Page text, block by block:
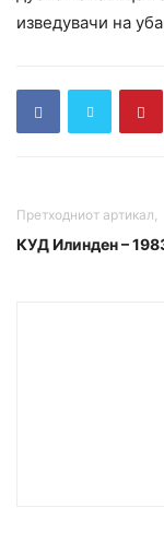
изведувачи на
Претходниот артикал,
КУД Илинден –